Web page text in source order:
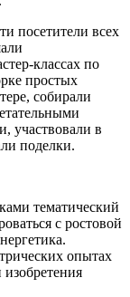
посетители всех
классах по
простых
собирали
участвовали в
поделки.
тематический
с ростовой
опытах